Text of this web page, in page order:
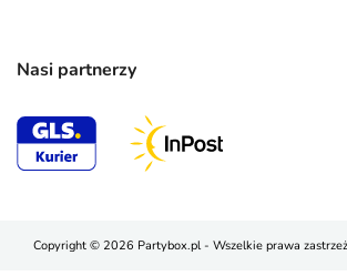
Nasi partnerzy
Copyright © 2026 Partybox.pl - Wszelkie prawa